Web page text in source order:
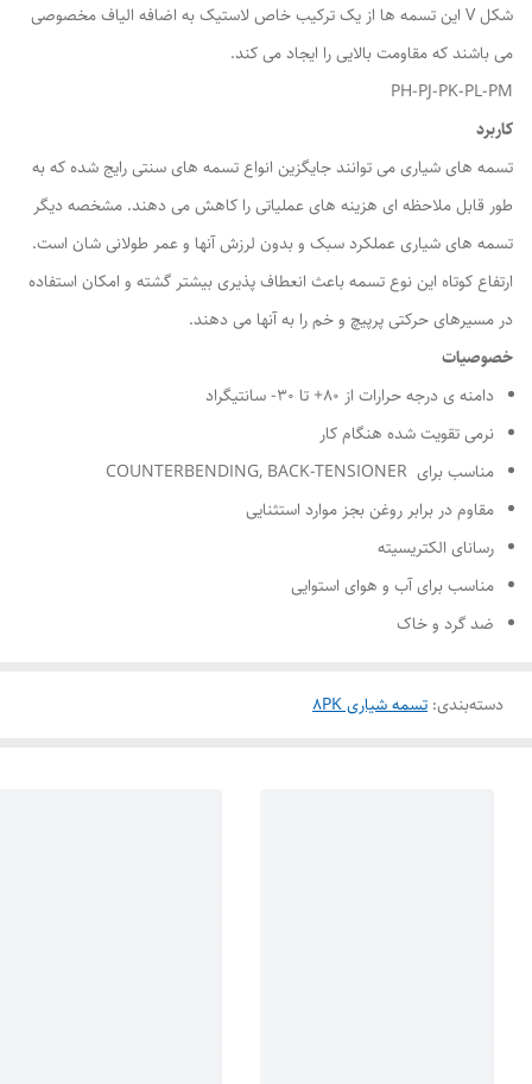
شکل V این تسمه ها از یک ترکیب خاص لاستیک به اضافه الیاف مخصوصی
می باشند که مقاومت بالایی را ایجاد می کند.
PH-PJ-PK-PL-PM
کاربرد
تسمه های شیاری می توانند جایگزین انواع تسمه های سنتی رایج شده که به
طور قابل ملاحظه ای هزینه های عملیاتی را کاهش می دهند. مشخصه دیگر
تسمه های شیاری عملکرد سبک و بدون لرزش آنها و عمر طولانی شان است.
ارتفاع کوتاه این نوع تسمه باعث انعطاف پذیری بیشتر گشته و امکان استفاده
در مسیرهای حرکتی پرپیچ و خم را به آنها می دهند.
خصوصیات
دامنه ی درجه حرارات از ۸۰+ تا ۳۰- سانتیگراد
نرمی تقویت شده هنگام کار
مناسب برای COUNTERBENDING, BACK-TENSIONER
مقاوم در برابر روغن بجز موارد استثنایی
رسانای الکتریسیته
مناسب برای آب و هوای استوایی
ضد گرد و خاک
دسته‌بندی: تسمه شیاری 8PK